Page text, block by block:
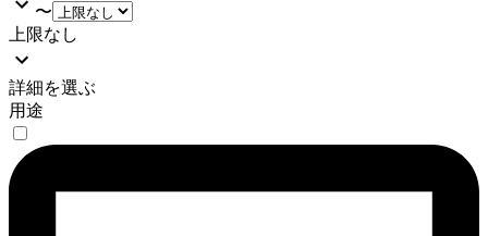
〜
上限なし
詳細を選ぶ
用途